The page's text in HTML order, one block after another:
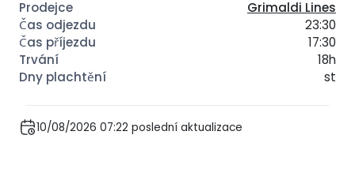
Grimaldi Lines
23:30
17:30
18h
st
10/08/2026 07:22 poslední aktualizace